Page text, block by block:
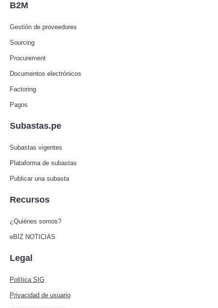
B2M
Gestión de proveedores
Sourcing
Procurement
Documentos electrónicos
Factoring
Pagos
Subastas.pe
Subastas vigentes
Plataforma de subastas
Publicar una subasta
Recursos
¿Quiénes somos?
eBIZ NOTICIAS
Legal
Política SIG
Privacidad de usuario